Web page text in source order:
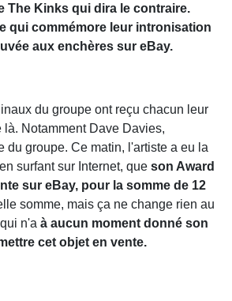
The Kinks qui dira le contraire.
qui commémore leur intronisation
aux enchères sur eBay.
du groupe ont reçu chacun leur
là. Notamment Dave Davies,
du groupe. Ce matin, l'artiste a eu la
surfant sur Internet, que son Award
sur eBay, pour la somme de 12
somme, mais ça ne change rien au
n'a à aucun moment donné son
cet objet en vente.